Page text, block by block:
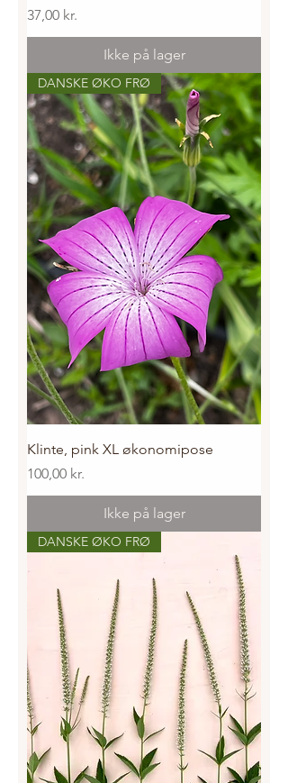
Pris
37,00 kr.
Ikke på lager
DANSKE ØKO FRØ
Klinte, pink XL økonomipose
Pris
100,00 kr.
Ikke på lager
DANSKE ØKO FRØ